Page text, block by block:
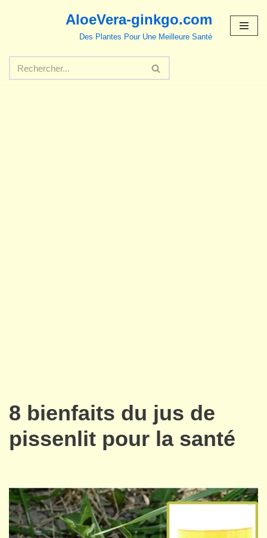
contenu
AloeVera-ginkgo.com
Des Plantes Pour Une Meilleure Santé
8 bienfaits du jus de
pissenlit pour la santé